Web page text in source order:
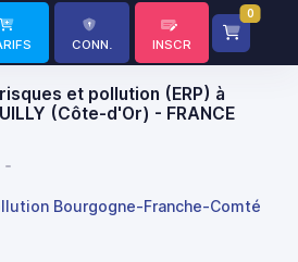
CONN. INSCR
0
et pollution (ERP) à
(Côte-d'Or) - FRANCE
Bourgogne-Franche-Comté